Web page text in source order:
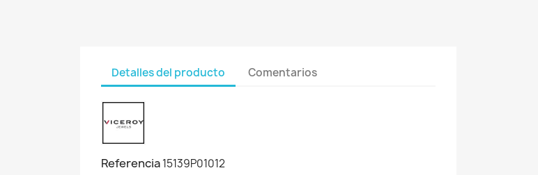
Detalles del producto Comentarios
Referencia15139P01012